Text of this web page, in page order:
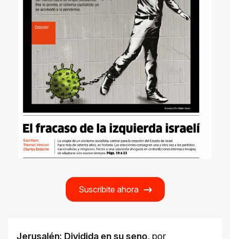
Suscribite ahora
Jerusalén: Dividida en su seno, por